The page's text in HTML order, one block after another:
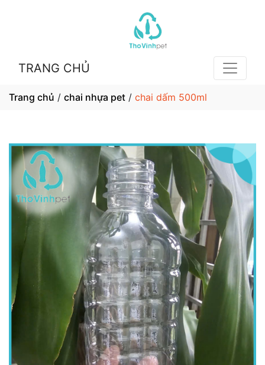
TRANG CHỦ
Trang chủ / chai nhựa pet / chai dấm 500ml